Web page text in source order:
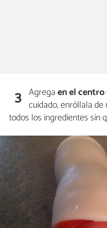
3 Agregaen el
cuidado, enróllala
todos los ingredientes sin